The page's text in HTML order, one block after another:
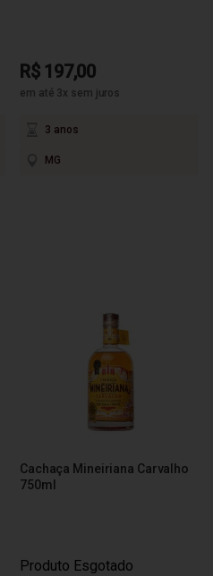
R$ 197,00
em até 3x sem juros
3 anos
MG
Cachaça Mineiriana Carvalho
750ml
Produto Esgotado